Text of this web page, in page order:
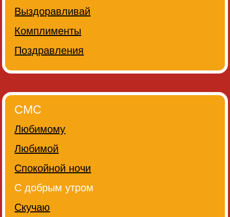
Выздоравливай
Комплименты
Поздравления
СМС
Любимому
Любимой
Спокойной ночи
С добрым утром
Скучаю